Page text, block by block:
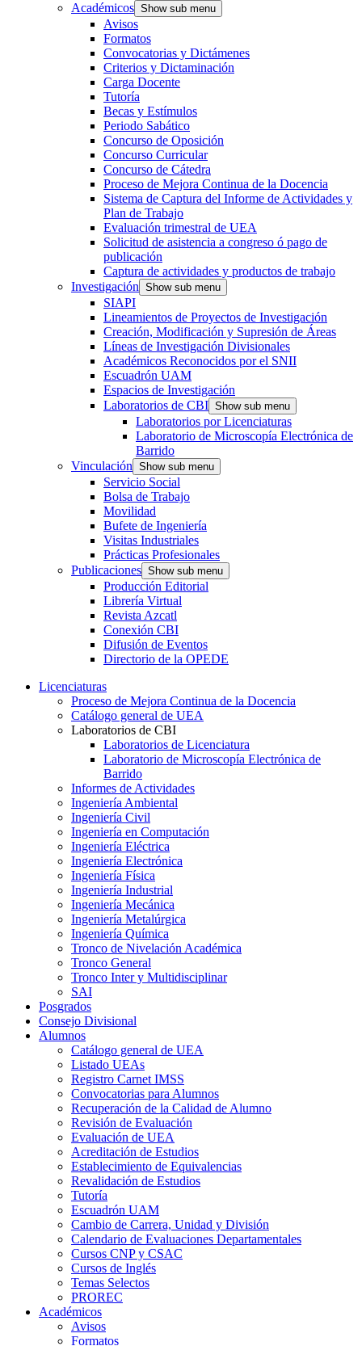
Académicos Show sub menu
Avisos
Formatos
Convocatorias y Dictámenes
Criterios y Dictaminación
Carga Docente
Tutoría
Becas y Estímulos
Periodo Sabático
Concurso de Oposición
Concurso Curricular
Concurso de Cátedra
Proceso de Mejora Continua de la Docencia
Sistema de Captura del Informe de Actividades y
Plan de Trabajo
Evaluación trimestral de UEA
Solicitud de asistencia a congreso ó pago de
publicación
Captura de actividades y productos de trabajo
Investigación Show sub menu
SIAPI
Lineamientos de Proyectos de Investigación
Creación, Modificación y Supresión de Áreas
Líneas de Investigación Divisionales
Académicos Reconocidos por el SNII
Escuadrón UAM
Espacios de Investigación
Laboratorios de CBI Show sub menu
Laboratorios por Licenciaturas
Laboratorio de Microscopía Electrónica de
Barrido
Vinculación Show sub menu
Servicio Social
Bolsa de Trabajo
Movilidad
Bufete de Ingeniería
Visitas Industriales
Prácticas Profesionales
Publicaciones Show sub menu
Producción Editorial
Librería Virtual
Revista Azcatl
Conexión CBI
Difusión de Eventos
Directorio de la OPEDE
Licenciaturas
Proceso de Mejora Continua de la Docencia
Catálogo general de UEA
Laboratorios de CBI
Laboratorios de Licenciatura
Laboratorio de Microscopía Electrónica de
Barrido
Informes de Actividades
Ingeniería Ambiental
Ingeniería Civil
Ingeniería en Computación
Ingeniería Eléctrica
Ingeniería Electrónica
Ingeniería Física
Ingeniería Industrial
Ingeniería Mecánica
Ingeniería Metalúrgica
Ingeniería Química
Tronco de Nivelación Académica
Tronco General
Tronco Inter y Multidisciplinar
SAI
Posgrados
Consejo Divisional
Alumnos
Catálogo general de UEA
Listado UEAs
Registro Carnet IMSS
Convocatorias para Alumnos
Recuperación de la Calidad de Alumno
Revisión de Evaluación
Evaluación de UEA
Acreditación de Estudios
Establecimiento de Equivalencias
Revalidación de Estudios
Tutoría
Escuadrón UAM
Cambio de Carrera, Unidad y División
Calendario de Evaluaciones Departamentales
Cursos CNP y CSAC
Cursos de Inglés
Temas Selectos
PROREC
Académicos
Avisos
Formatos